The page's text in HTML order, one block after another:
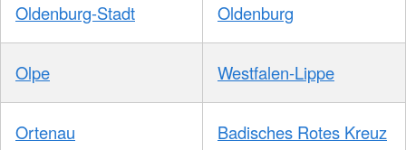
Oldenburg-Stadt Oldenburg
Olpe Westfalen-Lippe
Ortenau Badisches Rotes Kreuz